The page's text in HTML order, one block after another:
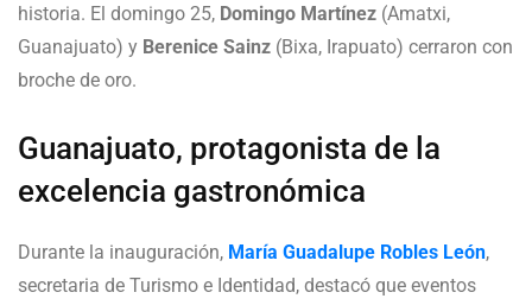
historia. El domingo 25, Domingo Martínez (Amatxi,
Guanajuato) y Berenice Sainz (Bixa, Irapuato) cerraron con
broche de oro.
Guanajuato, protagonista de la
excelencia gastronómica
Durante la inauguración, María Guadalupe Robles León,
secretaria de Turismo e Identidad, destacó que eventos